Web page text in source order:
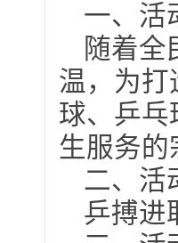
一、活
随着全
温，为打
球、乒乓
生服务的
二、活
乒搏进